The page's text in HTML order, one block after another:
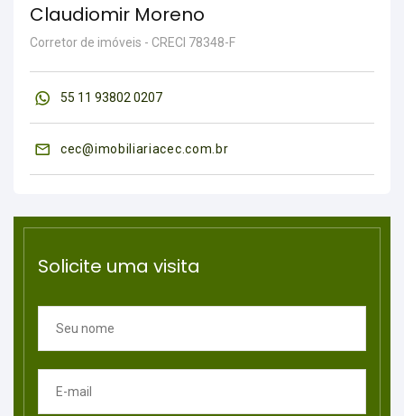
Claudiomir Moreno
Corretor de imóveis - CRECI 78348-F
55 11 93802 0207
cec@imobiliariacec.com.br
Solicite uma visita